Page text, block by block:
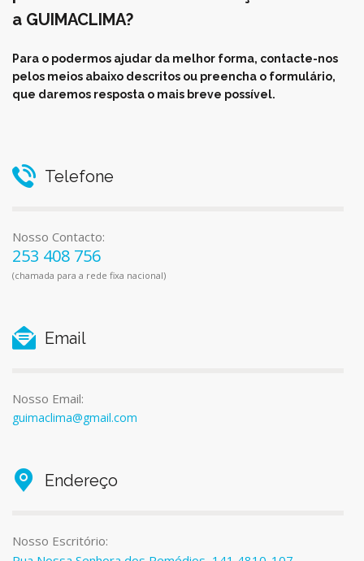
a GUIMACLIMA?
Para o podermos ajudar da melhor forma, contacte-nos
pelos meios abaixo descritos ou preencha o formulário,
que daremos resposta o mais breve possível.
Telefone
Nosso Contacto:
253 408 756
(chamada para a rede fixa nacional)
Email
Nosso Email:
guimaclima@gmail.com
Endereço
Nosso Escritório: